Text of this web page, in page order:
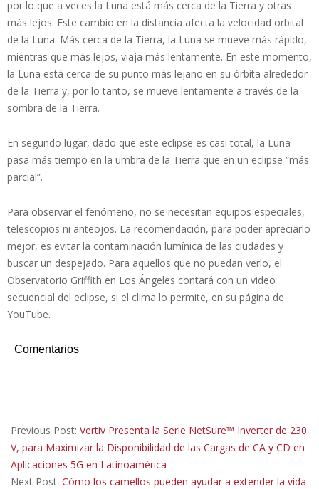
por lo que a veces la Luna está más cerca de la Tierra y otras
más lejos. Este cambio en la distancia afecta la velocidad orbital
de la Luna. Más cerca de la Tierra, la Luna se mueve más rápido,
mientras que más lejos, viaja más lentamente. En este momento,
la Luna está cerca de su punto más lejano en su órbita alrededor
de la Tierra y, por lo tanto, se mueve lentamente a través de la
sombra de la Tierra.
En segundo lugar, dado que este eclipse es casi total, la Luna
pasa más tiempo en la umbra de la Tierra que en un eclipse “más
parcial”.
Para observar el fenómeno, no se necesitan equipos especiales,
telescopios ni anteojos. La recomendación, para poder apreciarlo
mejor, es evitar la contaminación lumínica de las ciudades y
buscar un despejado. Para aquellos que no puedan verlo, el
Observatorio Griffith en Los Ángeles contará con un video
secuencial del eclipse, si el clima lo permite, en su página de
YouTube.
Comentarios
11-
19
Previous Post: Vertiv Presenta la Serie NetSure™ Inverter de 230
V, para Maximizar la Disponibilidad de las Cargas de CA y CD en
Aplicaciones 5G en Latinoamérica
Next Post: Cómo los camellos pueden ayudar a extender la vida